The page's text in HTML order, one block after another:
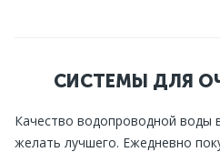
СИСТЕМЫ ДЛЯ
Качество водопроводной воды
желать лучшего. Ежедневно